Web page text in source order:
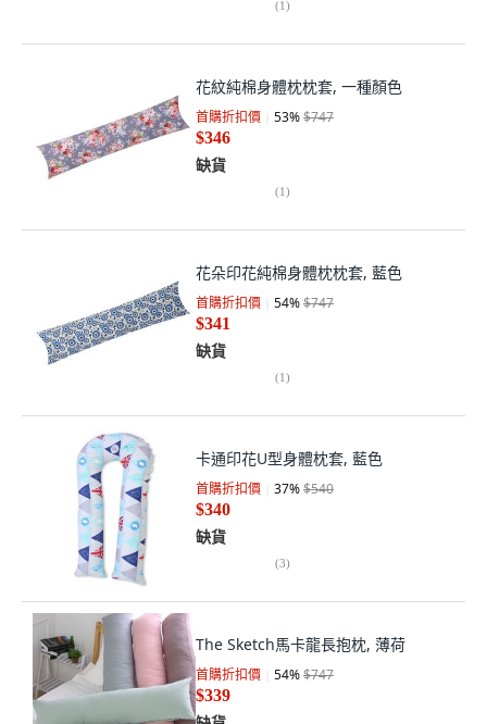
(1)
花紋純棉身體枕枕套, 一種顏色
首購折扣價 53%$747
$346
缺貨
(1)
花朵印花純棉身體枕枕套, 藍色
首購折扣價 54%$747
$341
缺貨
(1)
卡通印花U型身體枕套, 藍色
首購折扣價 37%$540
$340
缺貨
(3)
The Sketch馬卡龍長抱枕, 薄荷
首購折扣價 54%$747
$339